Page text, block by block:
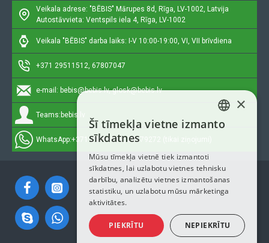
Veikala adrese: "BĒBIS" Mārupes 8d, Rīga, LV-1002, Latvija
Autostāvvieta: Ventspils iela 4, Rīga, LV-1002
Veikala "BĒBIS" darba laiks: I-V 10:00-19:00, VI, VII brīvdiena
+371 29511512, 67807047
e-mail: bebis@bebis.lv, glosk@bebis.lv
Teams: bebis.lv
WhatsApp:+371 29511512, 20579272 (tikai ziņojumi)
LATVIAN
ENGLISH
×
Šī tīmekļa vietne izmanto
sīkdatnes
Mūsu tīmekļa vietnē tiek izmantoti
sīkdatnes, lai uzlabotu vietnes tehnisku
darbību, analizētu vietnes izmantošanas
statistiku, un uzlabotu mūsu mārketinga
aktivitātes.
PIEKRĪTU NEPIEKRĪTU